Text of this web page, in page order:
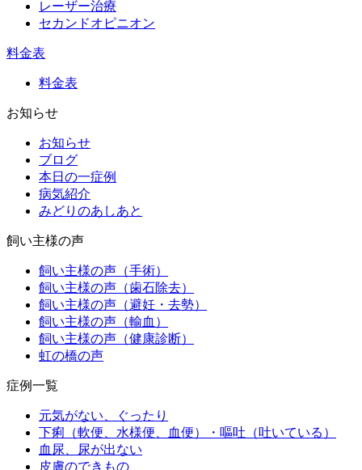
レーザー治療
セカンドオピニオン
料金表
料金表
お知らせ
お知らせ
ブログ
本日の一症例
病気紹介
みどりのあしあと
飼い主様の声
飼い主様の声（手術）
飼い主様の声（歯石除去）
飼い主様の声（避妊・去勢）
飼い主様の声（輸血）
飼い主様の声（健康診断）
虹の橋の声
症例一覧
元気がない、ぐったり
下痢（軟便、水様便、血便）・嘔吐（吐いている）
血尿、尿が出ない
皮膚のできもの